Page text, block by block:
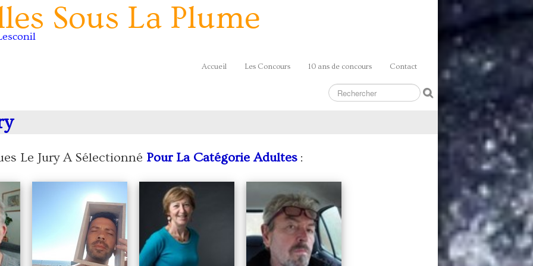
Sous La Plume
Accueil Les Concours 10 ans de concours Contact
Le Jury A Sélectionné Pour La Catégorie Adultes :